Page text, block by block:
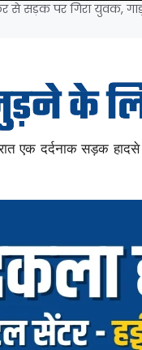
से सड़क पर गिरा युवक,
एक दर्दनाक सड़क